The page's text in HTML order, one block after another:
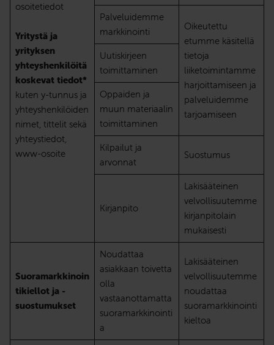
osoitetiedot
Yritystä ja
yrityksen
yhteyshenkilöitä
koskevat tiedot*
kuten y-tunnus ja
yhteyshenkilöiden
nimet, tittelit sekä
yhteystiedot,
www-osoite
Palveluidemme
markkinointi
Oikeutettu
etumme käsitellä
tietoja
liiketoimintamme
harjoittamiseen ja
palveluidemme
tarjoamiseen
Uutiskirjeen
toimittaminen
Oppaiden ja
muun materiaalin
toimittaminen
Kilpailut ja
arvonnat
Suostumus
Kirjanpito
Lakisääteinen
velvollisuutemme
kirjanpitolain
mukaisesti
Suoramarkkinoin
tikiellot ja -
suostumukset
Noudattaa
asiakkaan toivetta
olla
vastaanottamatta
suoramarkkinointi
a
Lakisääteinen
velvollisuutemme
noudattaa
suoramarkkinointi
kieltoa